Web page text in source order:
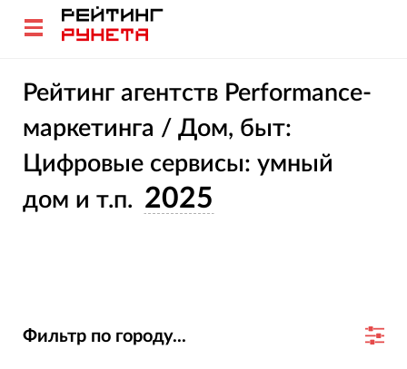
Рейтинг агентств Performance-
маркетинга / Дом, быт:
Цифровые сервисы: умный
дом и т.п. 2025
Фильтр по городу...